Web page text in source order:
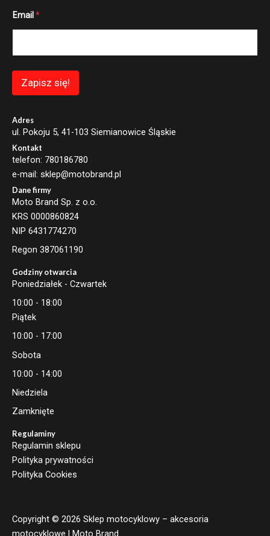
m
E
l
m
a
l
Email *
Zapisz się!
Adres
ul. Pokoju 5, 41-103 Siemianowice Śląskie
Kontakt
telefon: 780186780
e-mail: sklep@motobrand.pl
Dane firmy
Moto Brand Sp. z o.o.
KRS 0000860824
NIP 6431774270
Regon 387061190
Godziny otwarcia
Poniedziałek - Czwartek
10:00 - 18:00
Piątek
10:00 - 17:00
Sobota
10:00 - 14:00
Niedziela
Zamknięte
Regulaminy
Regulamin sklepu
Polityka prywatności
Polityka Cookies
Copyright © 2026 Sklep motocyklowy – akcesoria
motocyklowe | Moto Brand